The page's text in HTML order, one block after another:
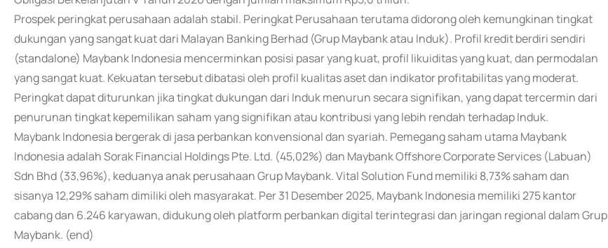
Prospek peringkat perusahaan adalah stabil. Peringkat Perusahaan terutama didorong oleh kemungkinan tingkat
dukungan yang sangat kuat dari Malayan Banking Berhad (Grup Maybank atau Induk). Profil kredit berdiri sendiri
(standalone) Maybank Indonesia mencerminkan posisi pasar yang kuat, profil likuiditas yang kuat, dan permodalan
yang sangat kuat. Kekuatan tersebut dibatasi oleh profil kualitas aset dan indikator profitabilitas yang moderat.
Peringkat dapat diturunkan jika tingkat dukungan dari Induk menurun secara signifikan, yang dapat tercermin dari
penurunan tingkat kepemilikan saham yang signifikan atau kontribusi yang lebih rendah terhadap Induk.
Maybank Indonesia bergerak di jasa perbankan konvensional dan syariah. Pemegang saham utama Maybank
Indonesia adalah Sorak Financial Holdings Pte. Ltd. (45,02%) dan Maybank Offshore Corporate Services (Labuan)
Sdn Bhd (33,96%), keduanya anak perusahaan Grup Maybank. Vital Solution Fund memiliki 8,73% saham dan
sisanya 12,29% saham dimiliki oleh masyarakat. Per 31 Desember 2025, Maybank Indonesia memiliki 275 kantor
cabang dan 6.246 karyawan, didukung oleh platform perbankan digital terintegrasi dan jaringan regional dalam Grup
Maybank. (end)